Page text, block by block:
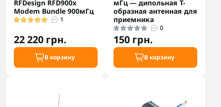
RFDesign RFD900x
Modem Bundle 900мГц
1
22 220 грн.
В корзину
мГц — дипольная T-
образная антенная для
приемника
0
150 грн.
В корзину